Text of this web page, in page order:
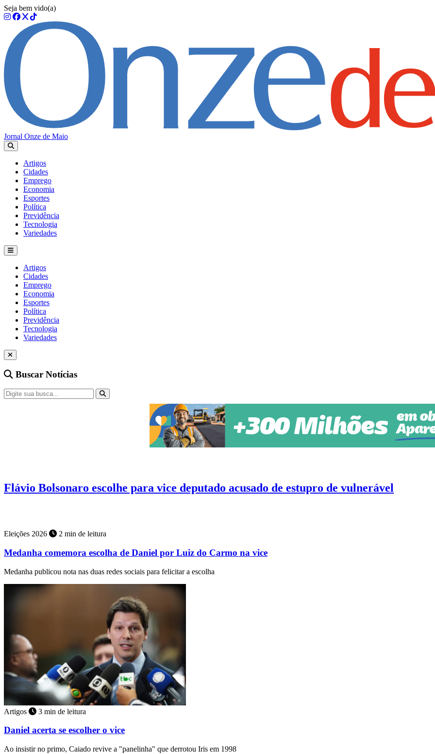
Seja bem vido(a)
Jornal Onze de Maio
Artigos
Cidades
Emprego
Economia
Esportes
Política
Previdência
Tecnologia
Variedades
Artigos
Cidades
Emprego
Economia
Esportes
Política
Previdência
Tecnologia
Variedades
Buscar Notícias
Flávio Bolsonaro escolhe para vice deputado acusado de estupro de vulnerável
Eleições 2026 2 min de leitura
Medanha comemora escolha de Daniel por Luiz do Carmo na vice
Medanha publicou nota nas duas redes sociais para felicitar a escolha
Artigos 3 min de leitura
Daniel acerta se escolher o vice
Ao insistir no primo, Caiado revive a "panelinha" que derrotou Iris em 1998